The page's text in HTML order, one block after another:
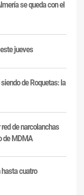
se queda con el
jueves
de Roquetas: la
de narcolanchas
de MDMA
cuatro